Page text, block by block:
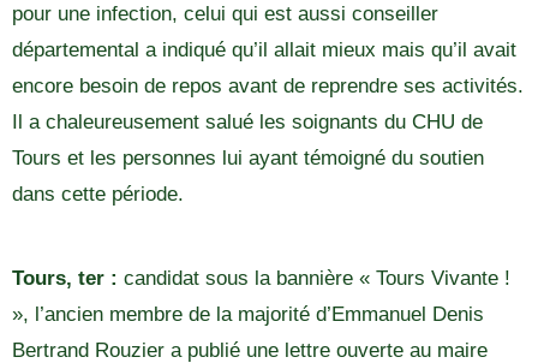
pour une infection, celui qui est aussi conseiller
départemental a indiqué qu’il allait mieux mais qu’il avait
encore besoin de repos avant de reprendre ses activités.
Il a chaleureusement salué les soignants du CHU de
Tours et les personnes lui ayant témoigné du soutien
dans cette période.
Tours, ter : candidat sous la bannière « Tours Vivante !
», l’ancien membre de la majorité d’Emmanuel Denis
Bertrand Rouzier a publié une lettre ouverte au maire